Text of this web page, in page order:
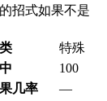
招式如果不是
特殊
100
几率 —